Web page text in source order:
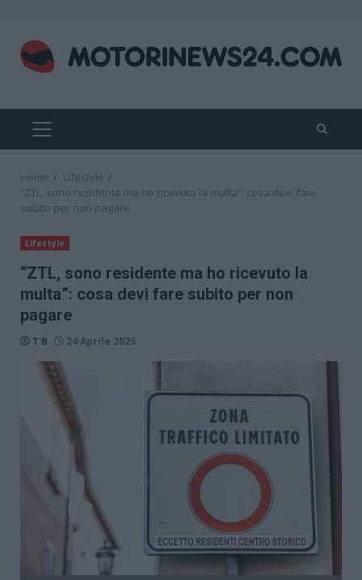
content
PRIMARY
MENU
Home
Lifestyle
“ZTL, sono residente ma ho ricevuto la multa”: cosa devi fare
subito per non pagare
Lifestyle
“ZTL, sono residente ma ho ricevuto la
multa”: cosa devi fare subito per non
pagare
T B 24 Aprile 2025